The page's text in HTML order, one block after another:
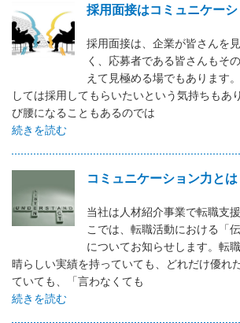
採用面接はコミュニケー
採用面接は、企業が皆さんを
く、応募者である皆さんもそ
えて見極める場でもあります
しては採用してもらいたいという気持ちもあ
び腰になることもあるのでは
続きを読む
コミュニケーション力とは
当社は人材紹介事業で転職支
こでは、転職活動における「
についてお知らせします。転
晴らしい実績を持っていても、どれだけ優れ
ていても、「言わなくても
続きを読む